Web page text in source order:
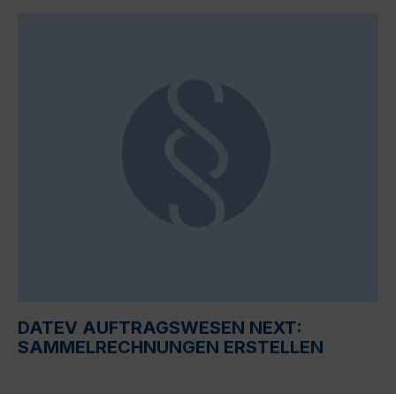
DATEV AUFTRAGSWESEN NEXT:
SAMMELRECHNUNGEN ERSTELLEN